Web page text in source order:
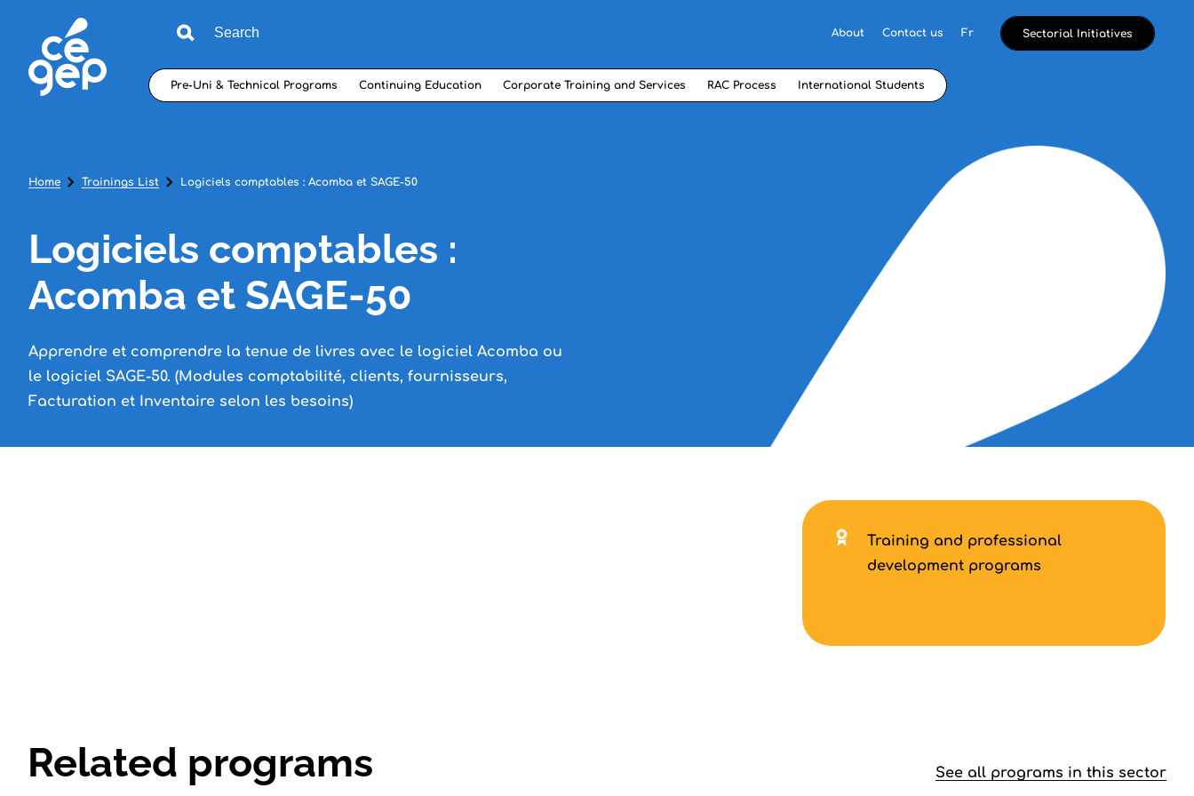
About Contact us Fr Sectorial Initiatives
Pre-Uni & Technical Programs Continuing Education Corporate Training and Services RAC Process International Students
Home Trainings List Logiciels comptables : Acomba et SAGE-50
Logiciels comptables :
Acomba et SAGE-50
Apprendre et comprendre la tenue de livres avec le logiciel Acomba ou
le logiciel SAGE-50. (Modules comptabilité, clients, fournisseurs,
Facturation et Inventaire selon les besoins)
Training and professional
development programs
Related programs See all programs in this sector